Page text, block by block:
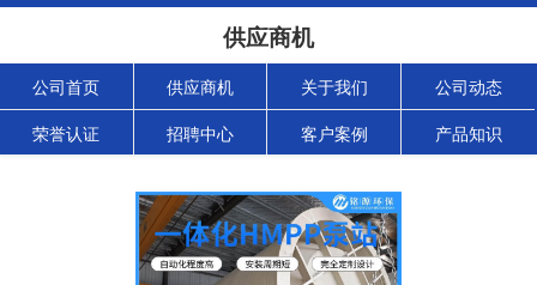
供应商机
公司首页 供应商机 关于我们 公司动态
荣誉认证 招聘中心 客户案例 产品知识